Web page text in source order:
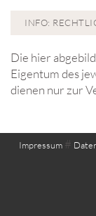
INFO:
Die hier
Eigentum des
dienen nur zur
Impressum #